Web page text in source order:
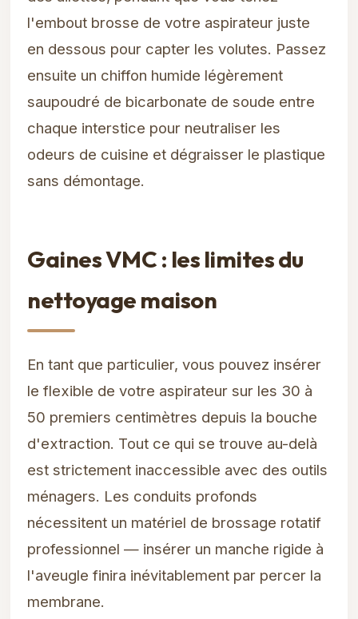
l'embout brosse de votre aspirateur juste
en dessous pour capter les volutes. Passez
ensuite un chiffon humide légèrement
saupoudré de bicarbonate de soude entre
chaque interstice pour neutraliser les
odeurs de cuisine et dégraisser le plastique
sans démontage.
Gaines VMC : les limites du
nettoyage maison
En tant que particulier, vous pouvez insérer
le flexible de votre aspirateur sur les 30 à
50 premiers centimètres depuis la bouche
d'extraction. Tout ce qui se trouve au-delà
est strictement inaccessible avec des outils
ménagers. Les conduits profonds
nécessitent un matériel de brossage rotatif
professionnel — insérer un manche rigide à
l'aveugle finira inévitablement par percer la
membrane.